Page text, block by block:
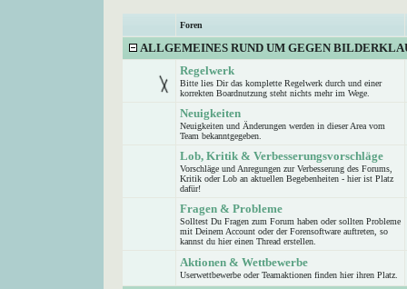
Foren
ALLGEMEINES RUND UM GEGEN
Regelwerk
Bitte lies Dir das komplette Regelwerk durch und einer
korrekten Boardnutzung steht nichts mehr im Wege.
Neuigkeiten
Neuigkeiten und Änderungen werden in dieser Area vom
Team bekanntgegeben.
Lob, Kritik & Verbesserungsvorschläge
Vorschläge und Anregungen zur Verbesserung des Forums,
Kritik oder Lob an aktuellen Begebenheiten - hier ist Platz
dafür!
Fragen & Probleme
Solltest Du Fragen zum Forum haben oder sollten Probleme
mit Deinem Account oder der Forensoftware auftreten, so
kannst du hier einen Thread erstellen.
Aktionen & Wettbewerbe
Userwettbewerbe oder Teamaktionen finden hier ihren Platz.